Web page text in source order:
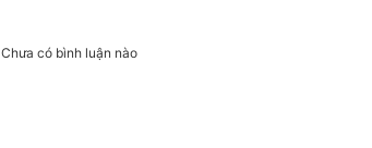
Chưa có bình luận nào